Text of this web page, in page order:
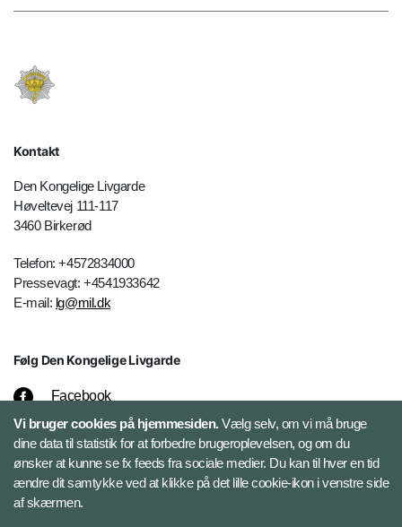
Kontakt
Den Kongelige Livgarde
Høveltevej 111-117
3460 Birkerød
Telefon: +4572834000
Pressevagt: +4541933642
E-mail: lg@mil.dk
Følg Den Kongelige Livgarde
Facebook
Instagram
Youtube
Vi bruger cookies på hjemmesiden.Vælg selv, om vi må bruge
dine data til statistik for at forbedre brugeroplevelsen, og om du
ønsker at kunne se fx feeds fra sociale medier. Du kan til hver en tid
ændre dit samtykke ved at klikke på det lille cookie-ikon i venstre side
af skærmen.